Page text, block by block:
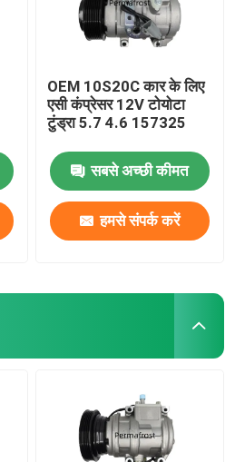
OEM 10S20C कार के लिए
एसी कंप्रेसर 12V टोयोटा
टुंड्रा 5.7 4.6 157325
सबसे अच्छी कीमत
हमसे संपर्क करें